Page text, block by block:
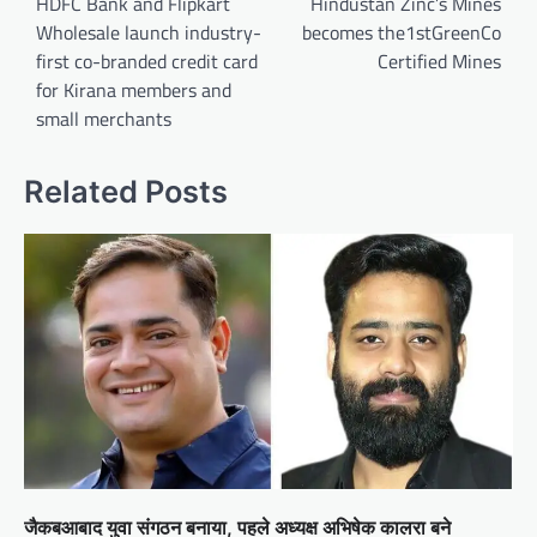
Wholesale launch industry-
first co-branded credit card
for Kirana members and
small merchants
becomes the1stGreenCo
Certified Mines
Related Posts
जैकबआबाद युवा संगठन बनाया, पहले अध्यक्ष अभिषेक कालरा बने